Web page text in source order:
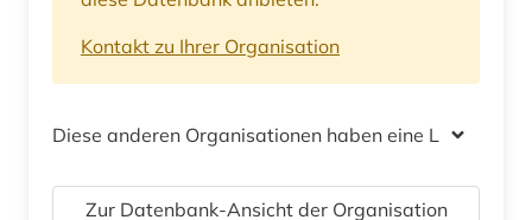
Kontakt zu Ihrer Organisation
Diese anderen Organisationen haben eine Lizenz
Zur Datenbank-Ansicht der Organisation